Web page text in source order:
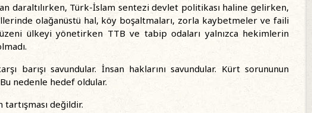
daraltılırken, Türk-İslam sentezi devlet politikası haline gelirken,
olağanüstü hal, köy boşaltmaları, zorla kaybetmeler ve faili
ülkeyi yönetirken TTB ve tabip odaları yalnızca hekimlerin
barışı savundular. İnsan haklarını savundular. Kürt sorununun
nedenle hedef oldular.
tartışması değildir.